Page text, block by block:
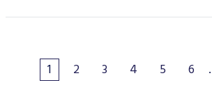
1 2 3 4 5 6